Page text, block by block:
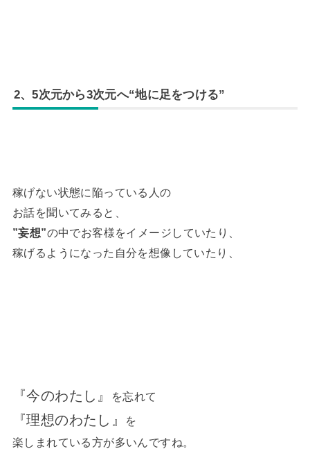
2、5次元から3次元へ“地に足をつける”
稼げない状態に陥っている人の
お話を聞いてみると、
”妄想”の中でお客様をイメージしていたり、
稼げるようになった自分を想像していたり、
『今のわたし』 を忘れて
『理想のわたし』
を
楽しまれている方が多いんですね。